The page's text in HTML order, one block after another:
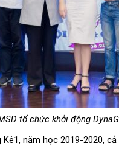
tổ chức khởi động
Kê1, năm học 2019-2020,